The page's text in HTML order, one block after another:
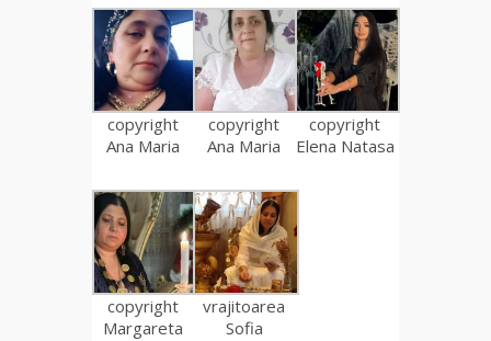
copyright
Ana Maria
copyright
Ana Maria
copyright
Elena Natasa
copyright
Margareta
vrajitoarea
Sofia